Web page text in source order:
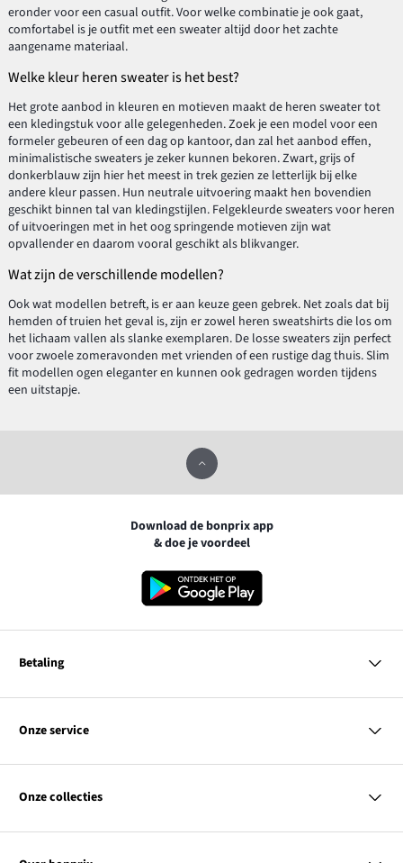
eronder voor een casual outfit. Voor welke combinatie je ook gaat,
comfortabel is je outfit met een sweater altijd door het zachte
aangename materiaal.
Welke kleur heren sweater is het best?
Het grote aanbod in kleuren en motieven maakt de heren sweater tot
een kledingstuk voor alle gelegenheden. Zoek je een model voor een
formeler gebeuren of een dag op kantoor, dan zal het aanbod effen,
minimalistische sweaters je zeker kunnen bekoren. Zwart, grijs of
donkerblauw zijn hier het meest in trek gezien ze letterlijk bij elke
andere kleur passen. Hun neutrale uitvoering maakt hen bovendien
geschikt binnen tal van kledingstijlen. Felgekleurde sweaters voor heren
of uitvoeringen met in het oog springende motieven zijn wat
opvallender en daarom vooral geschikt als blikvanger.
Wat zijn de verschillende modellen?
Ook wat modellen betreft, is er aan keuze geen gebrek. Net zoals dat bij
hemden of truien het geval is, zijn er zowel heren sweatshirts die los om
het lichaam vallen als slanke exemplaren. De losse sweaters zijn perfect
voor zwoele zomeravonden met vrienden of een rustige dag thuis. Slim
fit modellen ogen eleganter en kunnen ook gedragen worden tijdens
een uitstapje.
Download de bonprix app
& doe je voordeel
Betaling
VISA
Achteraf betalen
Onze service
Bezorgen
Retourneren & terugbetalen
Onze collecties
Heren